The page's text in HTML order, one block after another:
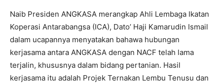
Naib Presiden ANGKASA merangkap Ahli Lembaga Ikatan
Koperasi Antarabangsa (ICA), Dato’ Haji Kamarudin Ismail
dalam ucapannya menyatakan bahawa hubungan
kerjasama antara ANGKASA dengan NACF telah lama
terjalin, khususnya dalam bidang pertanian. Hasil
kerjasama itu adalah Projek Ternakan Lembu Tenusu dan